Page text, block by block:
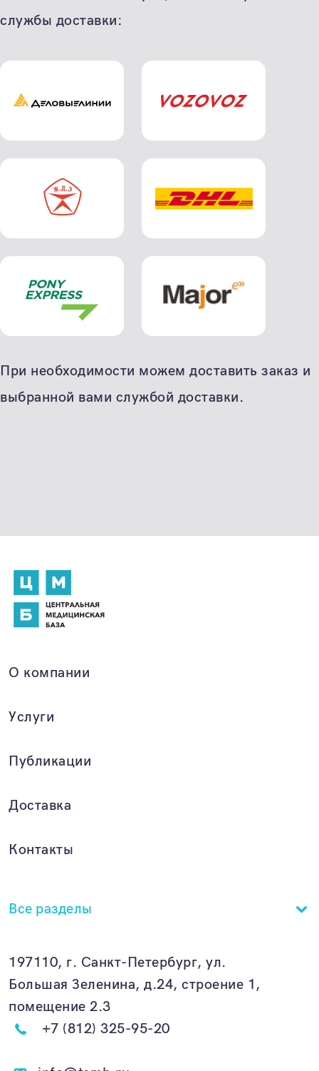
службы доставки:
При необходимости можем доставить заказ и
выбранной вами службой доставки.
О компании
Услуги
Публикации
Доставка
Контакты
Все разделы
197110, г. Санкт-Петербург, ул.
Большая Зеленина, д.24, строение 1,
помещение 2.3
+7 (812) 325-95-20